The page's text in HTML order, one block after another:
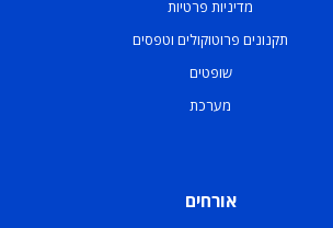
מדיניות פרטיות
תקנונים פרוטוקולים וטפסים
שופטים
מערכת
אורחים